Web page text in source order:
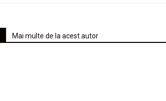
Mai multe de la acest autor